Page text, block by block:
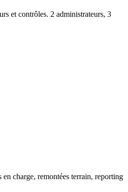
et contrôles. 2 administrateurs, 3
charge, remontées terrain, reporting